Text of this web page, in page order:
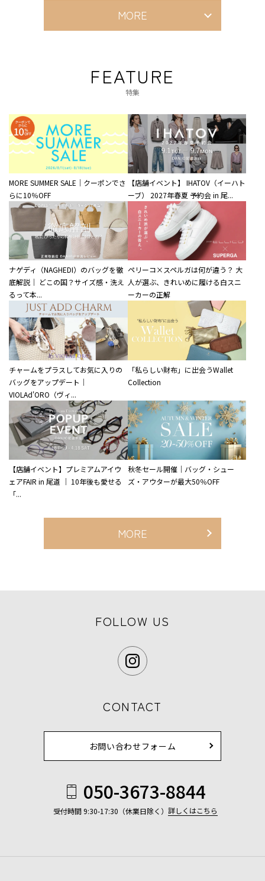
MORE
FEATURE
特集
MORE SUMMER SALE｜クーポンでさ
らに10％OFF
【店舗イベント】 IHATOV（イーハト
ーブ） 2027年春夏 予約会 in 尾...
ナゲディ（NAGHEDI）のバッグを徹
底解説｜ どこの国？サイズ感・洗え
るって本...
ペリーコ×スペルガは何が違う？ 大
人が選ぶ、きれいめに履ける白スニ
ーカーの正解
チャームをプラスしてお気に入りの
バッグをアップデート｜
VIOLAd'ORO（ヴィ...
「私らしい財布」に出会うWallet
Collection
【店舗イベント】プレミアムアイウ
ェアFAIR in 尾道 ｜ 10年後も愛せる
「...
秋冬セール開催｜バッグ・シュー
ズ・アウターが最大50％OFF
MORE
FOLLOW US
CONTACT
お問い合わせフォーム
050-3673-8844
受付時間 9:30-17:30（休業日除く） 詳しくはこちら